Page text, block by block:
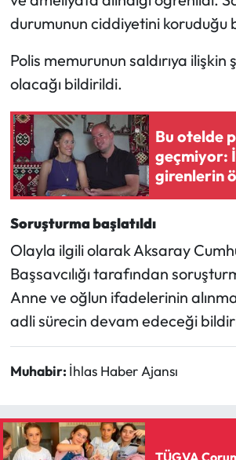
durumunun ciddiyetini koruduğu
Polis memurunun saldırıya ilişkin
olacağı bildirildi.
Bu otelde
geçmiyor:
girenlerin
yaptığını
Soruşturma başlatıldı
Olayla ilgili olarak Aksaray
Başsavcılığı tarafından
Anne ve oğlun ifadelerinin
adli sürecin devam edeceği
Muhabir: İhlas Haber Ajansı
TÜGVA